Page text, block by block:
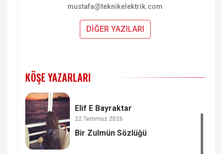
mustafa@teknikelektrik.com
DİĞER YAZILARI
KÖŞE YAZARLARI
Elif E Bayraktar
22 Temmuz 2026
Bir Zulmün Sözlüğü